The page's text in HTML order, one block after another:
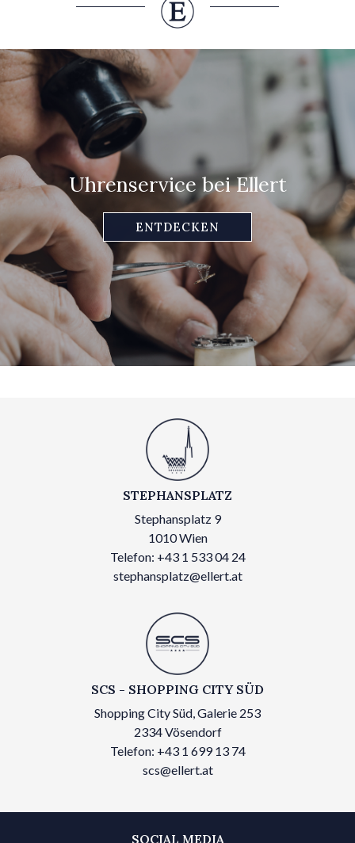
Uhrenservice bei Ellert
ENTDECKEN
STEPHANSPLATZ
Stephansplatz 9
1010 Wien
Telefon: +43 1 533 04 24
stephansplatz@ellert.at
SCS - SHOPPING CITY SÜD
Shopping City Süd, Galerie 253
2334 Vösendorf
Telefon: +43 1 699 13 74
scs@ellert.at
SOCIAL MEDIA